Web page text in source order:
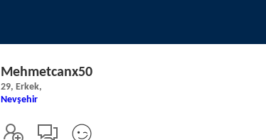
Mehmetcanx50
29, Erkek,
Nevşehir